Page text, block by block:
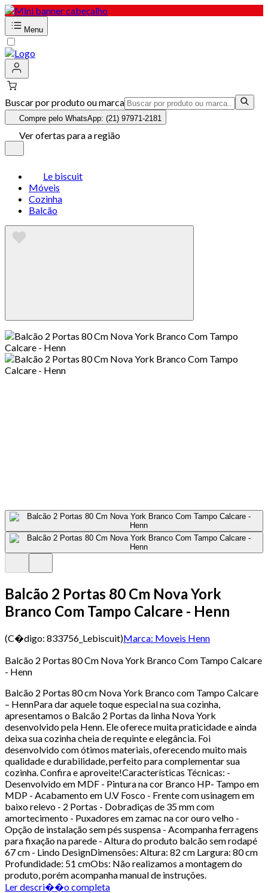
Menu
Buscar por produto ou marca
Compre pelo WhatsApp: (21) 97971-2181
Ver ofertas para a região
Le biscuit
Móveis
Cozinha
Balcão
Balcão 2 Portas 80 Cm Nova York
Branco Com Tampo Calcare - Henn
(C�digo: 833756_Lebiscuit)Marca: Moveis Henn
Balcão 2 Portas 80 Cm Nova York Branco Com Tampo Calcare
- Henn
Balcão 2 Portas 80 cm Nova York Branco com Tampo Calcare
– HennPara dar aquele toque especial na sua cozinha,
apresentamos o Balcão 2 Portas da linha Nova York
desenvolvido pela Henn. Ele oferece muita praticidade e ainda
deixa sua cozinha cheia de requinte e elegância. Foi
desenvolvido com ótimos materiais, oferecendo muito mais
qualidade e durabilidade, perfeito para complementar sua
cozinha. Confira e aproveite!Características Técnicas: -
Desenvolvido em MDF - Pintura na cor Branco HP- Tampo em
MDP - Acabamento em U.V Fosco - Frente com usinagem em
baixo relevo - 2 Portas - Dobradiças de 35 mm com
amortecimento - Puxadores em zamac na cor ouro velho -
Opção de instalação sem pés suspensa - Acompanha ferragens
para fixação na parede - Altura do produto balcão sem rodapé
67 cm - Lindo DesignDimensões: Altura: 82 cm Largura: 80 cm
Profundidade: 51 cmObs: Não realizamos a montagem do
produto, porém acompanha manual de instruções.
Ler descri��o completa